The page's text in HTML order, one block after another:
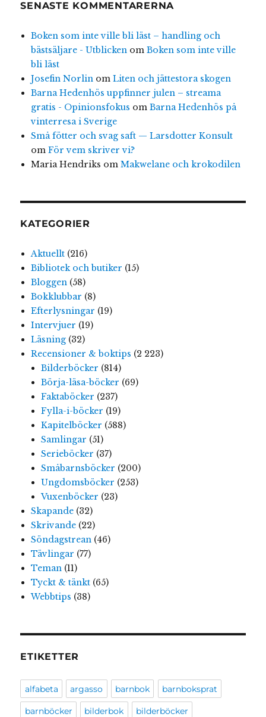
SENASTE KOMMENTARERNA
Boken som inte ville bli läst – handling och
bästsäljare - Utblickenom Boken som inte ville
bli läst
Josefin Norlinom Liten och jättestora skogen
Barna Hedenhös uppfinner julen – streama
gratis - Opinionsfokus om Barna Hedenhös på
vinterresa i Sverige
Små fötter och svag saft — Larsdotter Konsult
om För vem skriver vi?
Maria Hendriks om Makwelane och krokodilen
KATEGORIER
Aktuellt(216)
Bibliotek och butiker (15)
Bloggen(58)
Bokklubbar (8)
Efterlysningar (19)
Intervjuer (19)
Läsning(32)
Recensioner & boktips (2 223)
Bilderböcker (814)
Börja-läsa-böcker (69)
Faktaböcker (237)
Fylla-i-böcker (19)
Kapitelböcker (588)
Samlingar (51)
Serieböcker (37)
Småbarnsböcker (200)
Ungdomsböcker (253)
Vuxenböcker (23)
Skapande(32)
Skrivande(22)
Söndagstrean(46)
Tävlingar (77)
Teman(11)
Tyckt & tänkt(65)
Webbtips (38)
ETIKETTER
alfabeta argasso barnbok barnboksprat
barnböcker bilderbok bilderböcker